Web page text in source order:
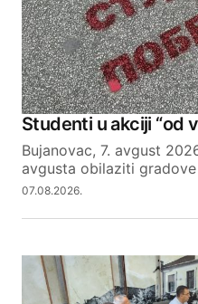
Studenti u akciji “od
Bujanovac, 7. avgust
avgusta obilaziti
07.08.2026.